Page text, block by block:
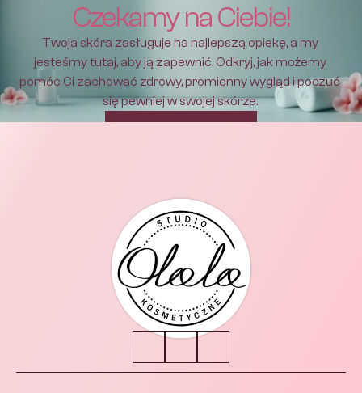
Czekamy na Ciebie!
Twoja skóra zasługuje na najlepszą opiekę, a my
jesteśmy tutaj, aby ją zapewnić. Odkryj, jak możemy
pomóc Ci zachować zdrowy, promienny wygląd i poczuć
się pewniej w swojej skórze.